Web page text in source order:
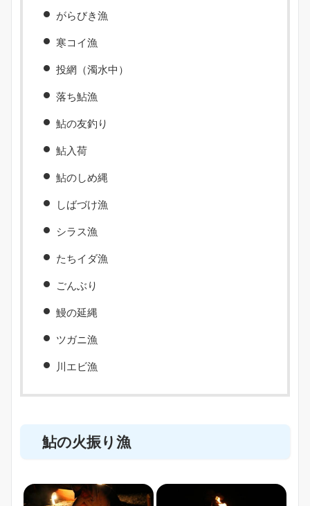
がらびき漁
寒コイ漁
投網（濁水中）
落ち鮎漁
鮎の友釣り
鮎入荷
鮎のしめ縄
しばづけ漁
シラス漁
たちイダ漁
ごんぶり
鰻の延縄
ツガニ漁
川エビ漁
鮎の火振り漁